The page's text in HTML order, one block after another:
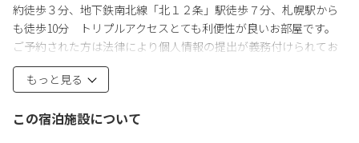
約徒歩３分、地下鉄南北線「北１２条」駅徒歩７分、札幌駅から
も徒歩10分 トリプルアクセスとても利便性が良いお部屋です。
ご予約された方は法律により個人情報の提出が義務付けられてお
りますので、ご理解ください。ご予約後にメールを送信いたしま
す。必ずご確認をお願いいたします。
顔写真付身分証
もっと見る
この宿泊施設について